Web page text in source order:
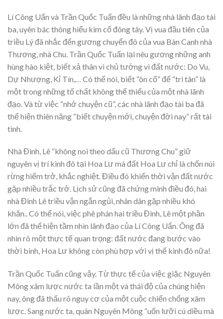
Lí Công Uẩn và Trần Quốc Tuấn đều là những nhà lãnh đạo tài
ba, uyên bác thông hiểu kim cổ đông tây. Vị vua đầu tiên của
triều Lý đã nhắc đến gương chuyển đô của vua Bàn Canh nhà
Thương, nhà Chu. Trần Quốc Tuấn lại nêu gương những anh
hùng hào kiệt, biết xả thân vì chủ tướng vì đất nước: Do Vu,
Dự Nhượng, Kỉ Tín,… Có thể nói, biết “ôn cố” để “tri tân” là
một trong những tố chất không thể thiếu của một nhà lãnh
đạo. Và từ việc “nhớ chuyện cũ”, các nhà lãnh đạo tài ba đã
thể hiện thiên năng “biết chuyện mới, chuyện đời nay” rất tài
tình.
Nhà Đinh, Lê “không noi theo dấu cũ Thương Chu” giữ
nguyên vị trí kinh đô tại Hoa Lư mà đất Hoa Lư chỉ là chốn núi
rừng hiểm trở, khắc nghiệt. Điều đó khiến thời vận đất nước
gặp nhiều trắc trở. Lịch sử cũng đã chứng minh điều đó, hai
nhà Đinh Lê triều vận ngắn ngủi, nhân dân gặp nhiều khó
khăn.. Có thể nói, việc phê phán hai triều Đinh, Lê một phần
lớn đã thể hiện tầm nhìn lãnh đạo của Lí Công Uẩn. Ông đã
nhìn rõ một thực tế quan trọng: đất nước đang bước vào
thời bình, Hoa Lư không còn phù hợp với vị thế kinh đô nữa!
Trần Quốc Tuấn cũng vậy. Từ thực tế của việc giặc Nguyên
Mông xâm lược nước ta lần một và thái độ của chúng hiện
nay, ông đã thấu rõ nguy cơ của một cuộc chiến chống xâm
lược. Sang nước ta, quân Nguyên Mông “uốn lưỡi cú diều mà